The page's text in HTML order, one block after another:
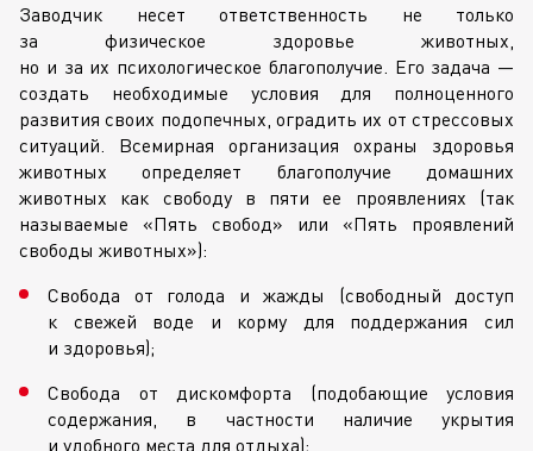
Заводчик несет ответственность не только
за физическое здоровье животных,
но и за их психологическое благополучие. Его задача —
создать необходимые условия для полноценного
развития своих подопечных, оградить их от стрессовых
ситуаций. Всемирная организация охраны здоровья
животных определяет благополучие домашних
животных как свободу в пяти ее проявлениях (так
называемые «Пять свобод» или «Пять проявлений
свободы животных»):
Свобода от голода и жажды (свободный доступ
к свежей воде и корму для поддержания сил
и здоровья);
Свобода от дискомфорта (подобающие условия
содержания, в частности наличие укрытия
и удобного места для отдыха);